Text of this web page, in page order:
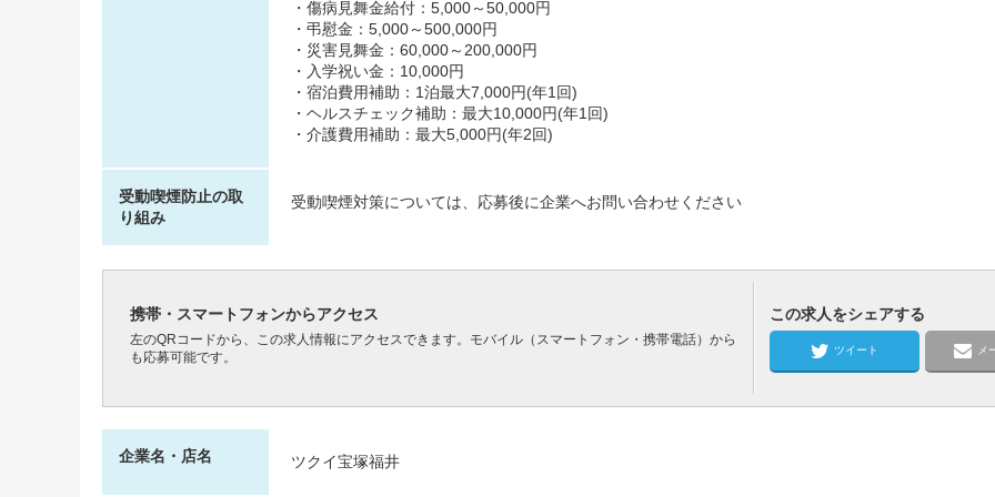
・傷病見舞金給付：5,000～50,000円
・弔慰金：5,000～500,000円
・災害見舞金：60,000～200,000円
・入学祝い金：10,000円
・宿泊費用補助：1泊最大7,000円(年1回)
・ヘルスチェック補助：最大10,000円(年1回)
・介護費用補助：最大5,000円(年2回)
受動喫煙防止の取
り組み
受動喫煙対策については、応募後に企業へお問い合わせください
携帯・スマートフォンからアクセス
左のQRコードから、この求人情報にアクセスできます。モバイル（スマートフォン・携帯電話）から
も応募可能です。
この求人をシェアする
ツイート メ
企業名・店名 ツクイ宝塚福井